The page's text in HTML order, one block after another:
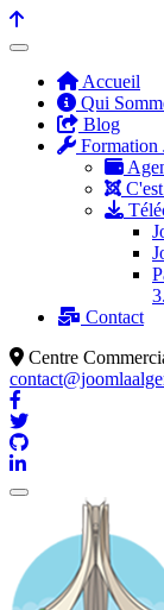
Accueil
Qui
Blog
Formation
Contact
Centre
précédente
précédent
suivante
suivant